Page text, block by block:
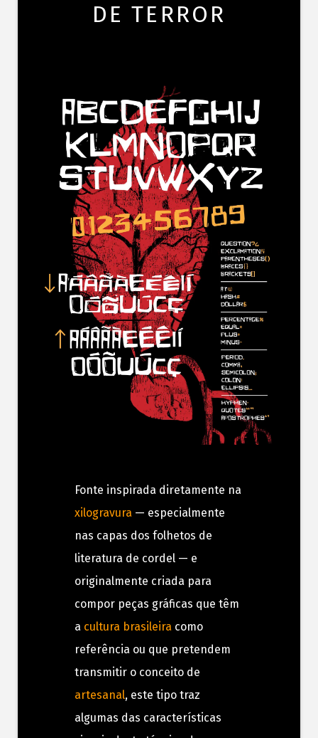
DE TERROR
Fonte inspirada diretamente na
xilogravura — especialmente
nas capas dos folhetos de
literatura de cordel — e
originalmente criada para
compor peças gráficas que têm
a cultura brasileira como
referência ou que pretendem
transmitir o conceito de
artesanal, este tipo traz
algumas das características